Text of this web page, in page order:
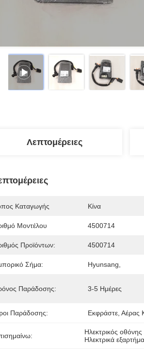
Λεπτομέρειες
Καταγωγής Κίνα
Μοντέλου 4500714
Προϊόντων: 4500714
Σήμα: Hyunsang,
Παράδοσης: 3-5 Ημέρες
Παράδοσης: Εκφράστε, Αέρας
Ηλεκτρικός
Ηλεκτρικά